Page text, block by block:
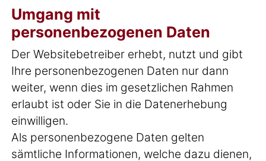
Umgang mit
personenbezogenen Daten
Der Websitebetreiber erhebt, nutzt und gibt
Ihre personenbezogenen Daten nur dann
weiter, wenn dies im gesetzlichen Rahmen
erlaubt ist oder Sie in die Datenerhebung
einwilligen.
Als personenbezogene Daten gelten
sämtliche Informationen, welche dazu dienen,